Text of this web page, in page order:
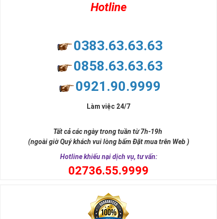
Hotline
0383.63.63.63
0858.63.63.63
0921.90.9999
Làm việc 24/7
Tất cả các ngày trong tuần từ 7h-19h
(ngoài giờ Quý khách vui lòng bấm Đặt mua trên Web )
Hotline khiếu nại dịch vụ, tư vấn:
02736.55.9999